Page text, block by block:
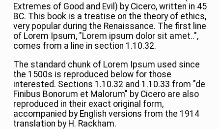
Extremes of Good and Evil) by Cicero, written in 45
BC. This book is a treatise on the theory of ethics,
very popular during the Renaissance. The first line
of Lorem Ipsum, "Lorem ipsum dolor sit amet..",
comes from a line in section 1.10.32.
The standard chunk of Lorem Ipsum used since
the 1500s is reproduced below for those
interested. Sections 1.10.32 and 1.10.33 from "de
Finibus Bonorum et Malorum" by Cicero are also
reproduced in their exact original form,
accompanied by English versions from the 1914
translation by H. Rackham.